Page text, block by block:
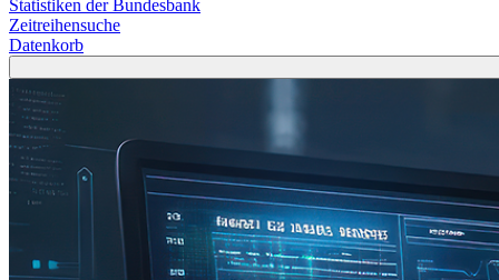
Statistiken der Bundesbank
Zeitreihensuche
Datenkorb